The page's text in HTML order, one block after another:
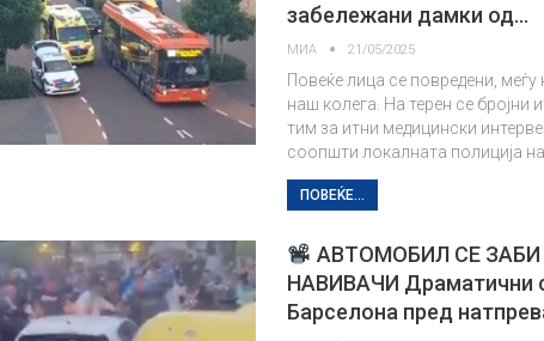
забележани дамки од…
МИА 21/05/2025
Повеќе лица се повредени, меѓу
наш колега. На терен се бројни
тим за итни медицински
соопшти локалната полиција
ПОВЕЌЕ...
АВТОМОБИЛ СЕ ЗАБИ
НАВИВАЧИ Драматични
Барселона пред